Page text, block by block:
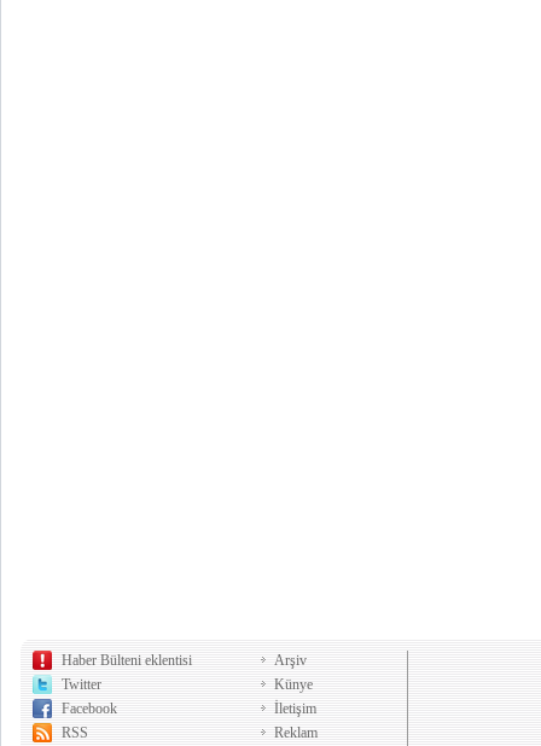
Haber Bülteni eklentisi
Twitter
Facebook
RSS
Arşiv
Künye
İletişim
Reklam